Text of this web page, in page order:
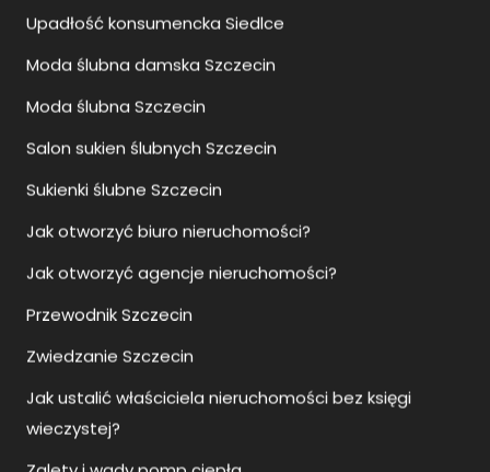
wieczystej?
Zalety i wady pomp ciepła
Jak się ubrać na wesele po 40?
Jaka klimatyzacja do domu 150m2?
Jak się ubrać na wesele?
SMS jak odmówić wesele?
Jak ustawić klimatyzację na grzanie?
Jaka klimatyzacja do mieszkania?
Jak się ubrać na wesele mężczyzna na sportowo?
Jaka klimatyzacja do domu?
Namiot sferyczny glamping